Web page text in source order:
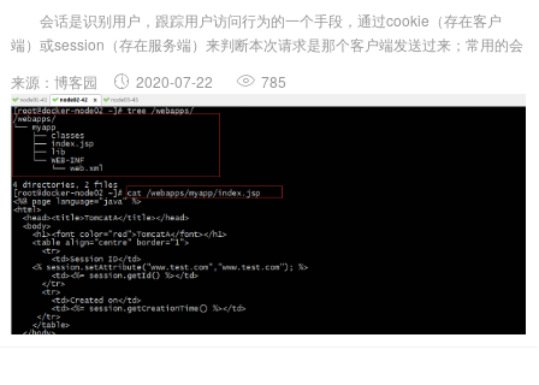
会话是识别用户，跟踪用户访问行为的一个手段，通过cookie（存在客户
端）或session（存在服务端）来判断本次请求是那个客户端发送过来；常用的会
部加cookie这种方式来保持同一cookie或同一ip地址的请求始终发送到同...
来源：博客园 2020-07-22 785